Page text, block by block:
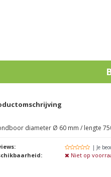
diameter Ø 60 mm / lengte
| Je
Niet op